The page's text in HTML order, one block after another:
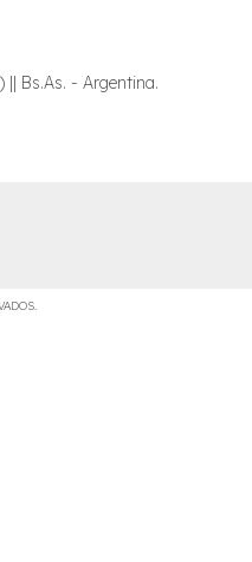
|| Bs.As. - Argentina.